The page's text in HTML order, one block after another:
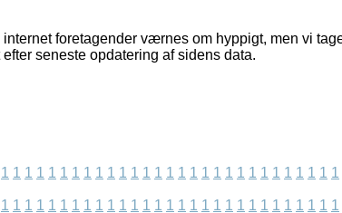
internet foretagender værnes om hyppigt, men vi
seneste opdatering af sidens data.
1 1 1 1 1 1 1 1 1 1 1 1 1 1 1 1 1 1 1 1 1 1 1 1 1 1 1 1 1
1 1 1 1 1 1 1 1 1 1 1 1 1 1 1 1 1 1 1 1 1 1 1 1 1 1 1 1 1